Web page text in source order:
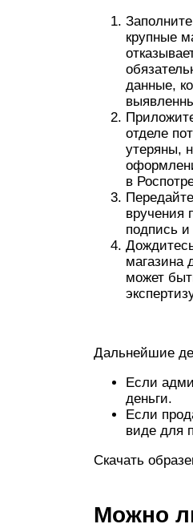
крупные
данные,
отделе
утеряны,
в
вручения
подпись
магазина
может
Дальнейшие
Если
деньги.
Если
виде для
Скачать
Можно